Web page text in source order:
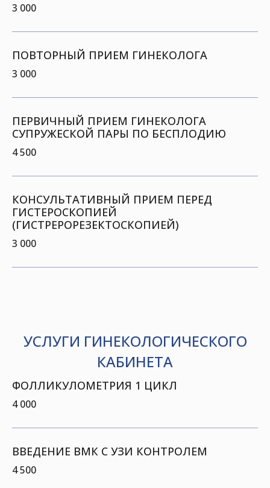
3 000
ПОВТОРНЫЙ ПРИЕМ ГИНЕКОЛОГА
3 000
ПЕРВИЧНЫЙ ПРИЕМ ГИНЕКОЛОГА
СУПРУЖЕСКОЙ ПАРЫ ПО БЕСПЛОДИЮ
4 500
КОНСУЛЬТАТИВНЫЙ ПРИЕМ ПЕРЕД
ГИСТЕРОСКОПИЕЙ
(ГИСТРЕРОРЕЗЕКТОСКОПИЕЙ)
3 000
УСЛУГИ ГИНЕКОЛОГИЧЕСКОГО
КАБИНЕТА
ФОЛЛИКУЛОМЕТРИЯ 1 ЦИКЛ
4 000
ВВЕДЕНИЕ ВМК С УЗИ КОНТРОЛЕМ
4 500